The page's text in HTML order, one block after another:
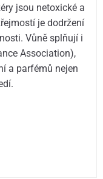
jsou netoxické a
je dodržení
Vůně splňují i
Association),
a parfémů nejen